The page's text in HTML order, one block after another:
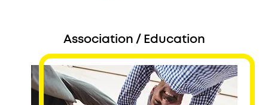
Association / Education